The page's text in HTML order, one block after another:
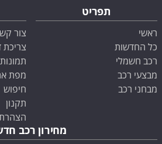
תפריט
ראשי
כל החדשות
רכב חשמלי
מבצעי רכב
מבחני רכב
צור
צריכת
מפת
חיפוש
תקנון
מחירון רכב